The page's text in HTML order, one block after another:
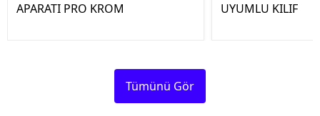
APARATI PRO KROM
UYUMLU KILIF
Tümünü Gör